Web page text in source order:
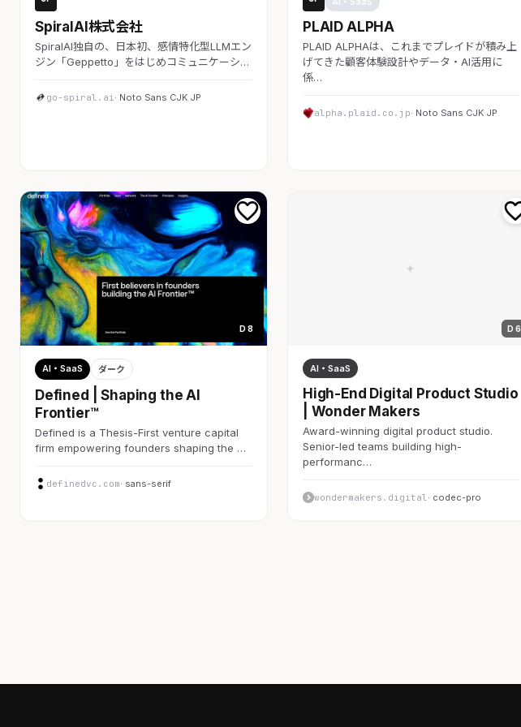
SpiralAI株式会社
SpiralAI独自の、日本初、感情特化型LLMエン
ジン「Geppetto」をはじめコミュニケーシ…
go-spiral.ai · Noto Sans CJK JP
PLAID ALPHA
PLAID ALPHAは、これまでプレイドが積み上
げてきた顧客体験設計やデータ・AI活用に
係…
alpha.plaid.co.jp· Noto Sans CJK JP
D 8
AI・SaaS ダーク
Defined | Shaping the AI
Frontier™
Defined is a Thesis-First venture capital
firm empowering founders shaping the …
definedvc.com· sans-serif
D 6
AI・SaaS
High-End Digital Product Studio
| Wonder Makers
Award-winning digital product studio.
Senior-led teams building high-
performanc…
wondermakers.digital · codec-pro